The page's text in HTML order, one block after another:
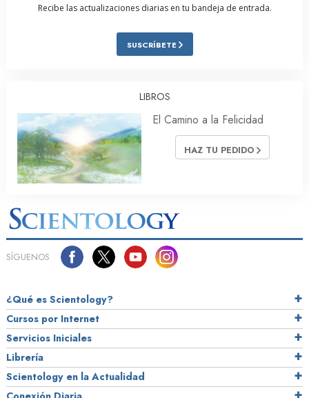
Recibe las actualizaciones diarias en tu bandeja de entrada.
SUSCRÍBETE
LIBROS
El Camino a la Felicidad
HAZ TU PEDIDO
SÍGUENOS
¿Qué es Scientology?
Cursos por Internet
Servicios Iniciales
Librería
Scientology en la Actualidad